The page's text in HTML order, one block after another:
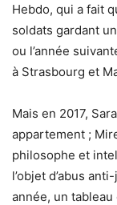
Hebdo, qui a fait
soldats gardant
ou l’année
à Strasbourg et
Mais en 2017,
appartement ;
philosophe et
l’objet d’abus
année, un